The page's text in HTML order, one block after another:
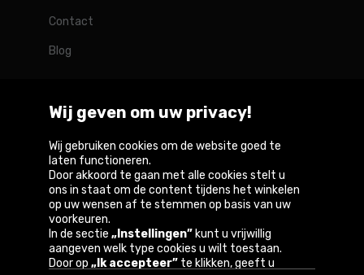
Contact
Blog
Rotopino in de wereld
Belgique België Deutschland France Österreich
Copyright © 2026
Wij geven om uw privacy!
Wij gebruiken cookies om de website goed te
laten functioneren.
Door akkoord te gaan met alle cookies stelt u
ons in staat om de content tijdens het winkelen
op uw wensen af te stemmen op basis van uw
voorkeuren.
In de sectie „Instellingen” kunt u vrijwillig
aangeven welk type cookies u wilt toestaan.
Door op „Ik accepteer” te klikken, geeft u